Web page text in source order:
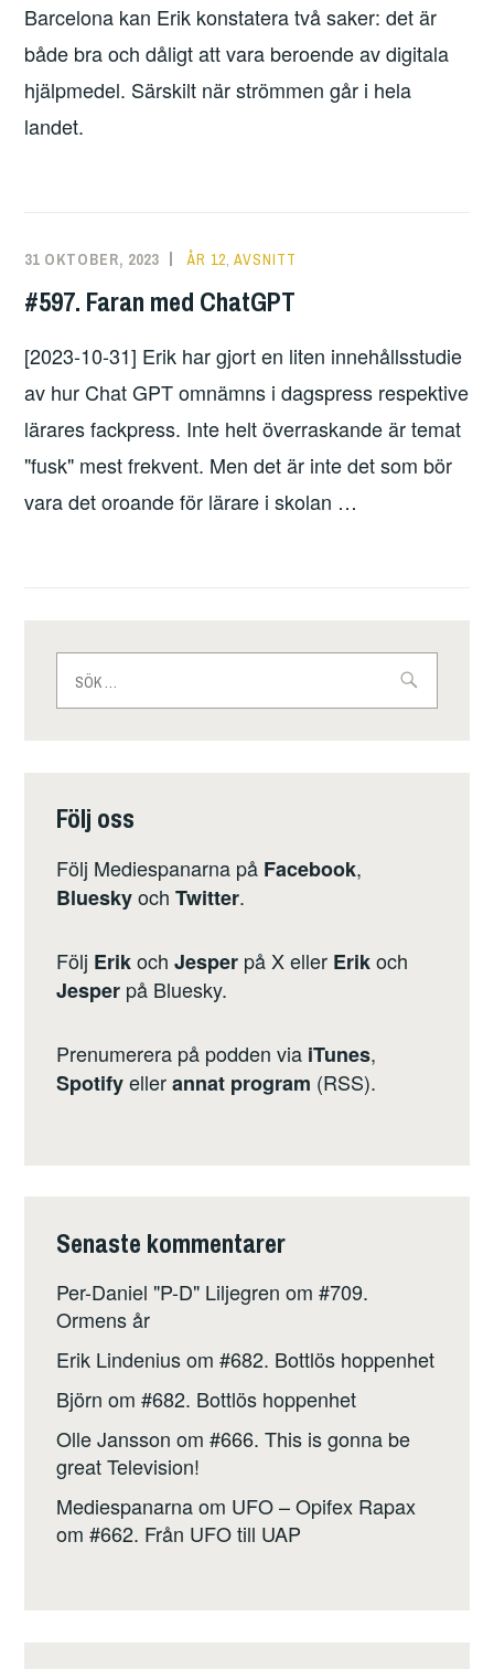
Barcelona kan Erik konstatera två saker: det är
både bra och dåligt att vara beroende av digitala
hjälpmedel. Särskilt när strömmen går i hela
landet.
31 OKTOBER, 2023
ERIK
LINDENIUS
ÅR 12,AVSNITT
#597. Faran med ChatGPT
[2023-10-31] Erik har gjort en liten innehållsstudie
av hur Chat GPT omnämns i dagspress respektive
lärares fackpress. Inte helt överraskande är temat
"fusk" mest frekvent. Men det är inte det som bör
vara det oroande för lärare i skolan …
efter:
Följ oss
Följ Mediespanarna på Facebook,
BlueskyochTwitter.
Följ ErikochJesper på X eller Erikoch
Jesper på Bluesky.
Prenumerera på podden via iTunes,
Spotifyellerannat program (RSS).
Senaste kommentarer
Per-Daniel "P-D" Liljegren om#709.
Ormens år
Erik Lindeniusom#682. Bottlös hoppenhet
Björn om#682. Bottlös hoppenhet
Olle Jansson om#666. This is gonna be
great Television!
Mediespanarna om UFO – Opifex Rapax
om#662. Från UFO till UAP